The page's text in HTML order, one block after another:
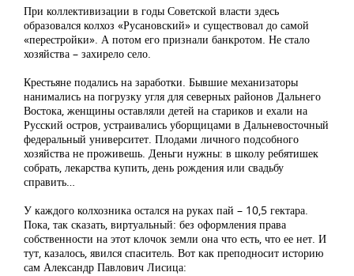
При коллективизации в годы Советской власти здесь
образовался колхоз «Русановский» и существовал до самой
«перестройки». А потом его признали банкротом. Не стало
хозяйства – захирело село.
Крестьяне подались на заработки. Бывшие механизаторы
нанимались на погрузку угля для северных районов Дальнего
Востока, женщины оставляли детей на стариков и ехали на
Русский остров, устраивались уборщицами в Дальневосточный
федеральный университет. Плодами личного подсобного
хозяйства не проживешь. Деньги нужны: в школу ребятишек
собрать, лекарства купить, день рождения или свадьбу
справить…
У каждого колхозника остался на руках пай – 10,5 гектара.
Пока, так сказать, виртуальный: без оформления права
собственности на этот клочок земли она что есть, что ее нет. И
тут, казалось, явился спаситель. Вот как преподносит историю
сам Александр Павлович Лисица: